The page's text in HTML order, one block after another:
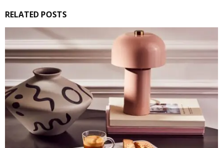
RELATED POSTS